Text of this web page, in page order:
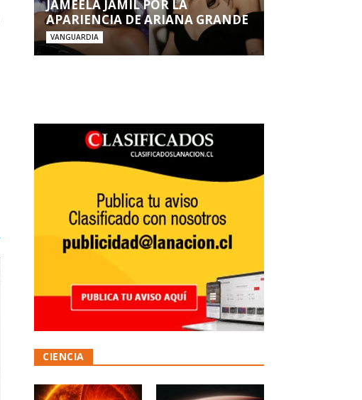
JAMEELA JAMIL POR LA
APARIENCIA DE ARIANA GRANDE
VANGUARDIA
CIENCIA